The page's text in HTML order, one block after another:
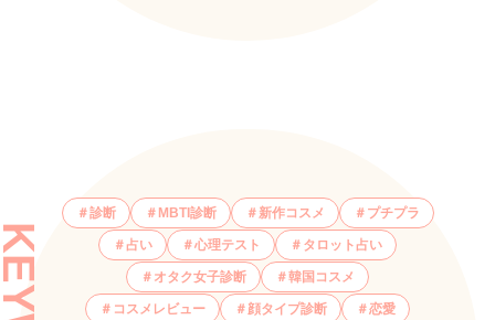
診断 MBTI診断 新作コスメ プチプラ
占い 心理テスト タロット占い
オタク女子診断 韓国コスメ
コスメレビュー 顔タイプ診断 恋愛